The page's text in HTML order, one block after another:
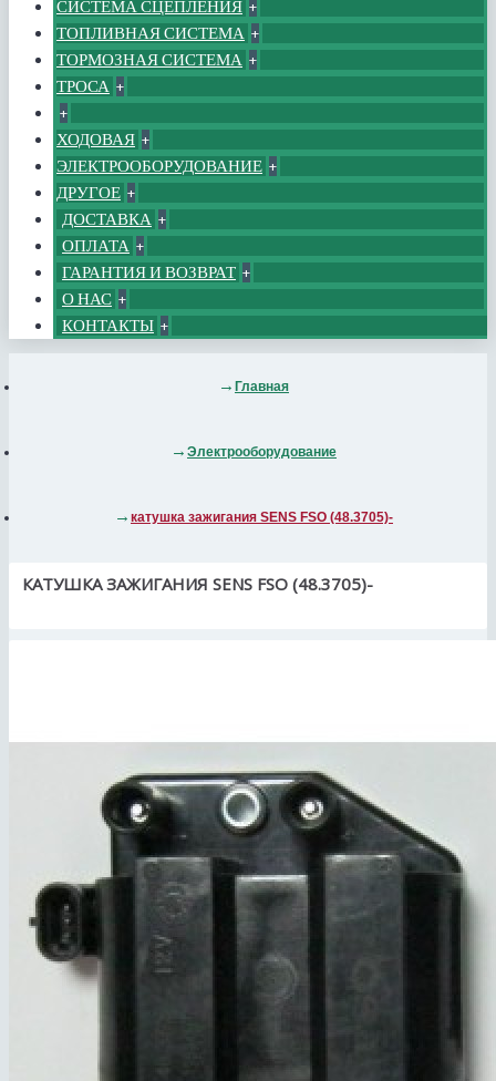
СИСТЕМА СЦЕПЛЕНИЯ +
ТОПЛИВНАЯ СИСТЕМА +
ТОРМОЗНАЯ СИСТЕМА +
ТРОСА +
+
ХОДОВАЯ +
ЭЛЕКТРООБОРУДОВАНИЕ +
ДРУГОЕ +
ДОСТАВКА +
ОПЛАТА +
ГАРАНТИЯ И ВОЗВРАТ +
О НАС +
КОНТАКТЫ +
Главная
Электрооборудование
катушка зажигания SENS FSO (48.3705)-
КАТУШКА ЗАЖИГАНИЯ SENS FSO (48.3705)-